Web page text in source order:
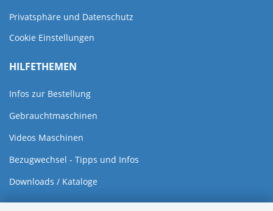
Privatsphäre und Datenschutz
Cookie Einstellungen
HILFETHEMEN
Infos zur Bestellung
Gebrauchtmaschinen
Videos Maschinen
Bezugwechsel - Tipps und Infos
Downloads / Kataloge